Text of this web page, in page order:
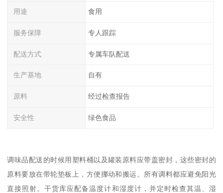
用途 食用
服务保障 专人跟踪
配送方式 专属车队配送
生产基地 自有
原料 经过检查报告
安全性 绿色食品
调味品配送的时候用塑料桶以及罐装原料应带盖密封，这些密封的
原料要放在带轮垫板上，方便挪动和搬运。所有调料都应避免阳光
直接照射。干货库应配备温度计和湿度计，并定时检查其温、湿